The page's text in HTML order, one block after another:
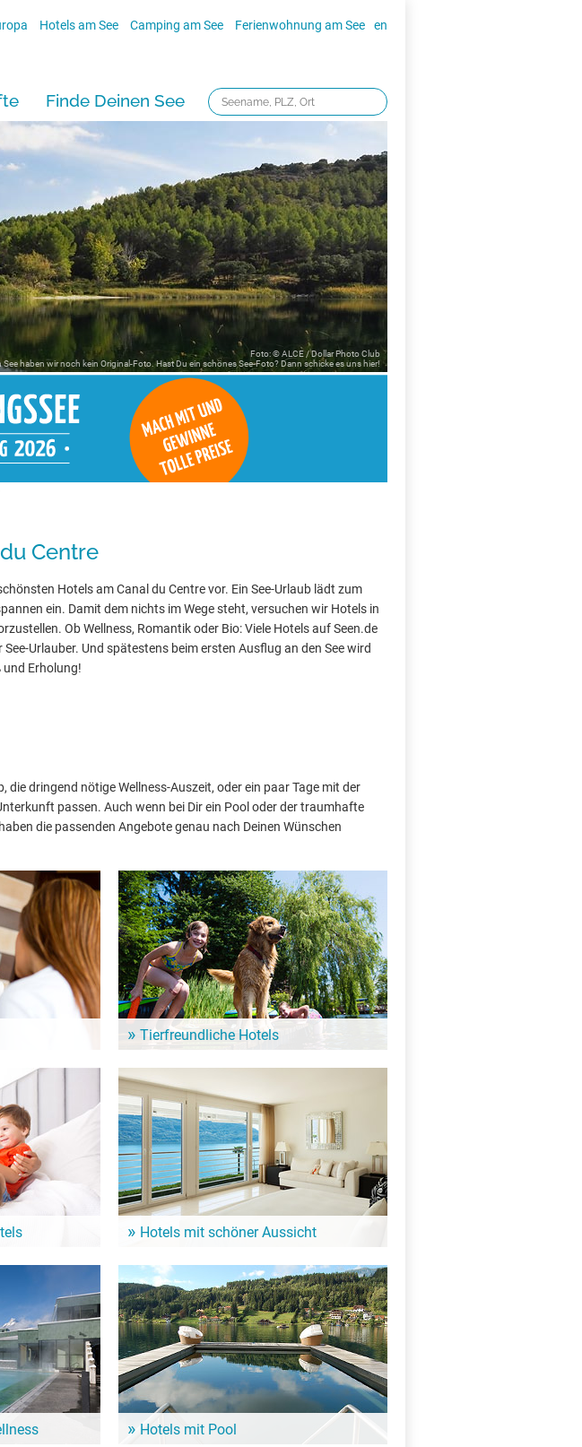
Hotels am See Camping am See Ferienwohnung am See en
Finde Deinen See
Foto: © ALCE / Dollar Photo Club
See haben wir noch kein Original-Foto. Hast Du ein schönes See-Foto? Dann schicke es uns hier!
Centre
Hotels am Canal du Centre vor. Ein See-Urlaub lädt zum
ein. Damit dem nichts im Wege steht, versuchen wir Hotels in
Ob Wellness, Romantik oder Bio: Viele Hotels auf Seen.de
Urlauber. Und spätestens beim ersten Ausflug an den See wird
und Erholung!
die dringend nötige Wellness-Auszeit, oder ein paar Tage mit der
passen. Auch wenn bei Dir ein Pool oder der traumhafte
die passenden Angebote genau nach Deinen Wünschen
Günstige
Tierfreundliche Hotels
in der Umgebung vom Canal du Centre heißen auch
vierbeinige Gäste bei sich willkommen!
Hotels mit schöner Aussicht
Sehenswürdigkeit: Diese Hotels in der Nähe vom
Canal du Centre bieten großartige Aussicht!
Hotels mit Pool